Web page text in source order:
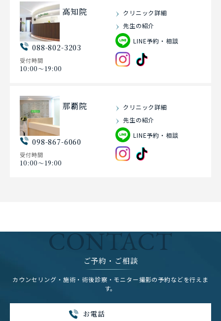
高知院
088-802-3203
受付時間
10:00〜19:00
クリニック詳細
先生の紹介
LINE予約・相談
那覇院
098-867-6060
受付時間
10:00〜19:00
クリニック詳細
先生の紹介
LINE予約・相談
CONTACT
ご予約・ご相談
カウンセリング・施術・術後診察・モニター撮影の予約などを行えま
す。
お電話